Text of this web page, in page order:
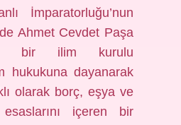
İmparatorluğu’nun
Ahmet Cevdet Paşa
bir ilim kurulu
hukukuna dayanarak
olarak borç, eşya ve
içeren bir